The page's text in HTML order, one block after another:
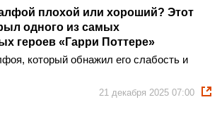
плохой или хороший? Этот
одного из самых
героев «Гарри Поттере»
который обнажил его слабость и
21 декабря 2025 07:00